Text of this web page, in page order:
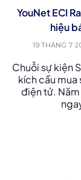
YouNet ECI
hiệu
19 THÁNG 7
Chuỗi sự kiện
kích cầu
điện tử.